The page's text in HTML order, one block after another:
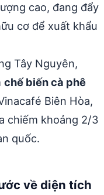
cao, đang đẩy
cơ để xuất khẩu
Tây Nguyên,
chế biến cà phê
Biên Hòa,
chiếm khoảng 2/3
quốc.
về diện tích